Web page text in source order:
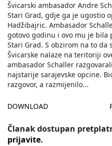
Švicarski ambasador Andre
Stari Grad, gdje ga je ugostio
Hadžibajric. Ambasador
gotovo godinu i ovo mu je bila
Stari Grad. S obzirom na to da
Švicarske nalaze na teritoriji
ambasador Schaller
najstarije sarajevske opcine.
razgovor, a razmijenilo...
DOWNLOAD
Članak dostupan
prijavite.